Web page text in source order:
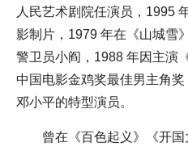
人民艺术剧院任演员，1995
影制片，1979 年在《山城雪
警卫员小阎，1988 年因主演
中国电影金鸡奖最佳男主角
邓小平的特型演员。
曾在《百色起义》《开